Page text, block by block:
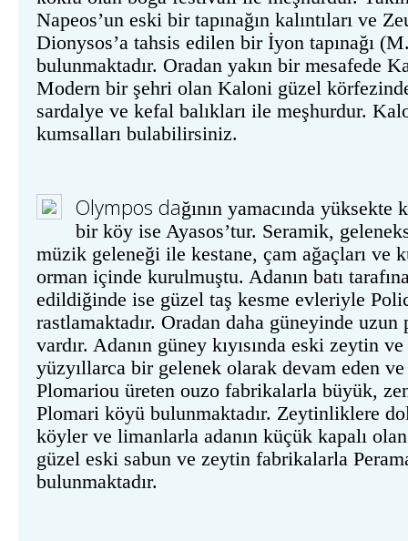
Napeos’un eski bir tapınağın kalıntıları ve
Dionysos’a tahsis edilen bir İyon tapınağı
bulunmaktadır. Oradan yakın bir mesafede
Modern bir şehri olan Kaloni güzel
sardalye ve kefal balıkları ile meşhurdur.
kumsalları bulabilirsiniz.
Olympos dağının yamacında yüksekte
bir köy ise Ayasos’tur. Seramik,
müzik geleneği ile kestane, çam ağaçları ve
orman içinde kurulmuştu. Adanın batı
edildiğinde ise güzel taş kesme evleriyle
rastlamaktadır. Oradan daha güneyinde
vardır. Adanın güney kıyısında eski zeytin
yüzyıllarca bir gelenek olarak devam eden
Plomariou üreten ouzo fabrikalarla büyük,
Plomari köyü bulunmaktadır. Zeytinliklere
köyler ve limanlarla adanın küçük kapalı
güzel eski sabun ve zeytin fabrikalarla
bulunmaktadır.